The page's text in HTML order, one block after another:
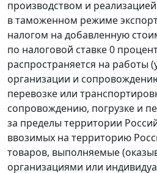
производством и
в таможенном режиме
налогом на добавленную
по налоговой ставке 0
распространяется на работы
организации и
перевозке или
сопровождению, погрузке и
за пределы территории
ввозимых на территорию
товаров, выполняемые
организациями или